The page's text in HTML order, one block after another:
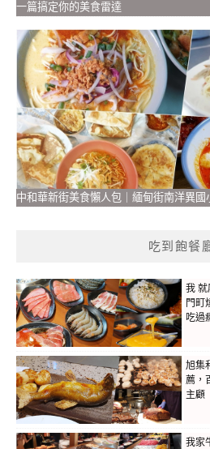
一篇搞定你的美食雷達
中和華新街美食懶人包｜緬甸街南洋異國
吃到飽餐
我 就
門町
吃過
旭集
薦，
主顧
我家